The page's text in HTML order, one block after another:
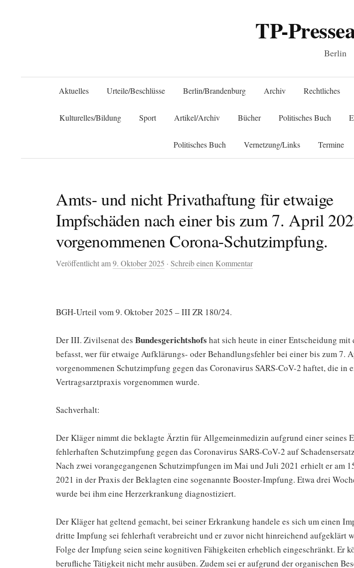
TP-
Berlin
Aktuelles Urteile/Beschlüsse Berlin/Brandenburg Archiv Rechtliches
Kulturelles/Bildung Sport Artikel/Archiv Bücher Politisches Buch
Politisches Buch Vernetzung/Links Termine
Amts- und nicht Privathaftung für etwaige
Impfschäden nach einer bis zum 7. April
vorgenommenen Corona-Schutzimpfung.
Veröffentlicht am9. Oktober 2025 · Schreib einen Kommentar
BGH-Urteil vom 9. Oktober 2025 – III ZR 180/24.
Der III. Zivilsenat des Bundesgerichtshofs hat sich heute in einer Entscheidung mit
befasst, wer für etwaige Aufklärungs- oder Behandlungsfehler bei einer bis zum 7.
vorgenommenen Schutzimpfung gegen das Coronavirus SARS-CoV-2 haftet, die in
Vertragsarztpraxis vorgenommen wurde.
Sachverhalt:
Der Kläger nimmt die beklagte Ärztin für Allgemeinmedizin aufgrund einer seines
fehlerhaften Schutzimpfung gegen das Coronavirus SARS-CoV-2 auf
Nach zwei vorangegangenen Schutzimpfungen im Mai und Juli 2021 erhielt er am
2021 in der Praxis der Beklagten eine sogenannte Booster-Impfung. Etwa drei
wurde bei ihm eine Herzerkrankung diagnostiziert.
Der Kläger hat geltend gemacht, bei seiner Erkrankung handele es sich um einen
dritte Impfung sei fehlerhaft verabreicht und er zuvor nicht hinreichend aufgeklärt
Folge der Impfung seien seine kognitiven Fähigkeiten erheblich eingeschränkt. Er
berufliche Tätigkeit nicht mehr ausüben. Zudem sei er aufgrund der organischen